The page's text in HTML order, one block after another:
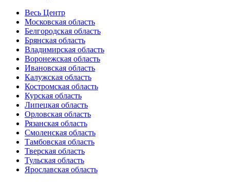
Весь Центр
Московская область
Белгородская область
Брянская область
Владимирская область
Воронежская область
Ивановская область
Калужская область
Костромская область
Курская область
Липецкая область
Орловская область
Рязанская область
Смоленская область
Тамбовская область
Тверская область
Тульская область
Ярославская область